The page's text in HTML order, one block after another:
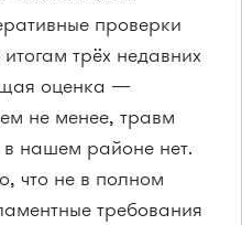
проверки
трёх недавних
оценка —
не менее, травм
нашем районе нет.
что не в полном
требования